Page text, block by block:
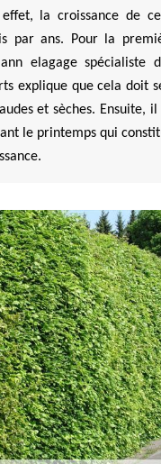
la croissance de
par ans. Pour la
elagage spécialiste
explique que cela doit
et sèches. Ensuite,
le printemps qui